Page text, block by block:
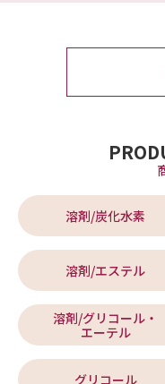
溶剤/炭化水素
溶剤/エステル
溶剤/グリコール・
エーテル
グリコール